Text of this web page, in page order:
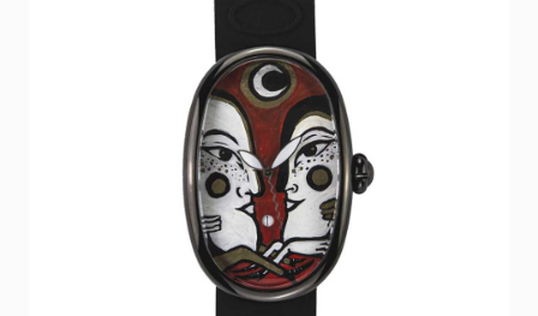
TROVARCI
CONTATTI